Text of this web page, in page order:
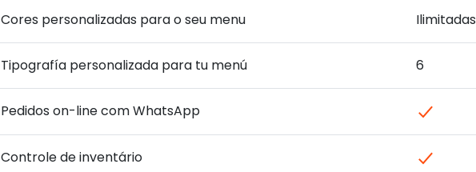
Cores personalizadas para o seu menu Ilimitadas
Tipografía personalizada para tu menú 6
Pedidos on-line com WhatsApp
Controle de inventário